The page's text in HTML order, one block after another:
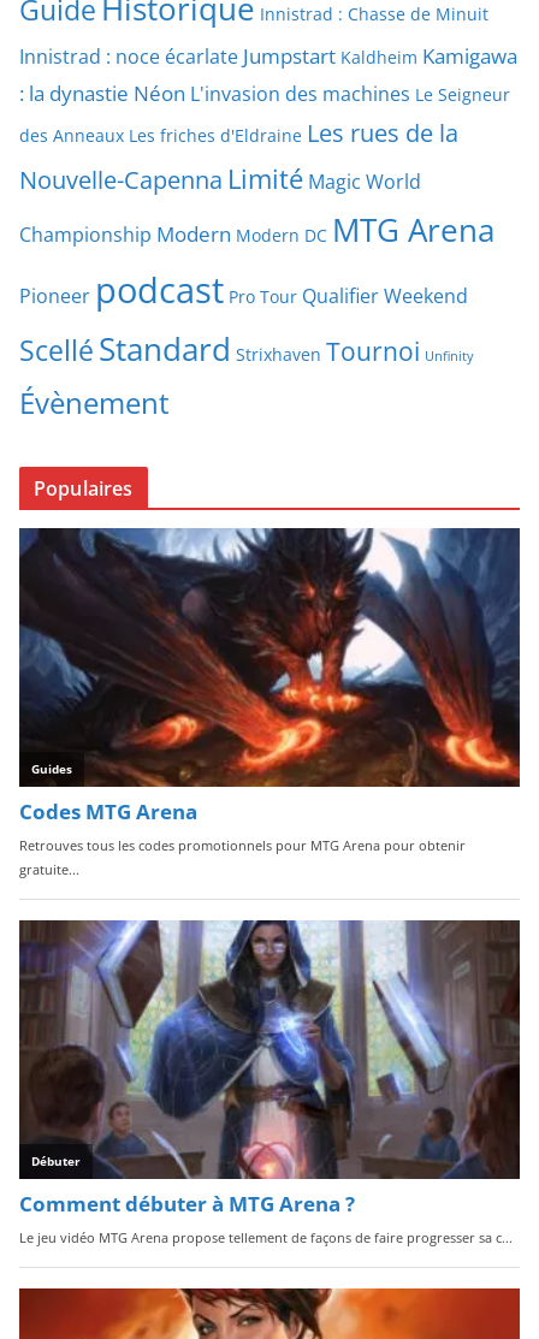
Guide Historique Innistrad : Chasse de Minuit
Innistrad : noce écarlate Jumpstart Kaldheim Kamigawa
: la dynastie Néon L'invasion des machines Le Seigneur
des Anneaux Les friches d'Eldraine Les rues de la
Nouvelle-Capenna Limité Magic World
Championship Modern Modern DC MTG Arena
Pioneer podcast Pro Tour Qualifier Weekend
ScelléStandard Strixhaven Tournoi Unfinity
Évènement
Populaires